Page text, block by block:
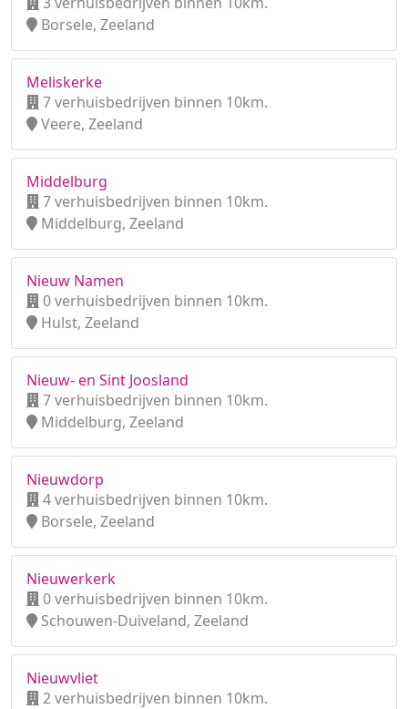
Borsele, Zeeland
Meliskerke
7 verhuisbedrijven binnen 10km.
Veere, Zeeland
Middelburg
7 verhuisbedrijven binnen 10km.
Middelburg, Zeeland
Nieuw Namen
0 verhuisbedrijven binnen 10km.
Hulst, Zeeland
Nieuw- en Sint Joosland
7 verhuisbedrijven binnen 10km.
Middelburg, Zeeland
Nieuwdorp
4 verhuisbedrijven binnen 10km.
Borsele, Zeeland
Nieuwerkerk
0 verhuisbedrijven binnen 10km.
Schouwen-Duiveland, Zeeland
Nieuwvliet
2 verhuisbedrijven binnen 10km.